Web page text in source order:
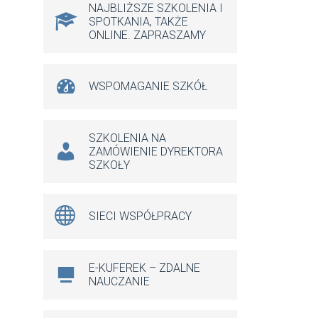
NAJBLIŻSZE SZKOLENIA I
SPOTKANIA, TAKŻE
ONLINE. ZAPRASZAMY
WSPOMAGANIE SZKÓŁ
SZKOLENIA NA
ZAMÓWIENIE DYREKTORA
SZKOŁY
SIECI WSPÓŁPRACY
E-KUFEREK – ZDALNE
NAUCZANIE